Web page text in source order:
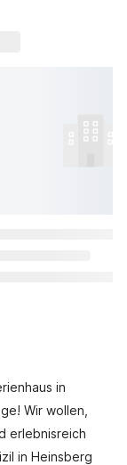
in
Wir wollen,
erlebnisreich
in Heinsberg